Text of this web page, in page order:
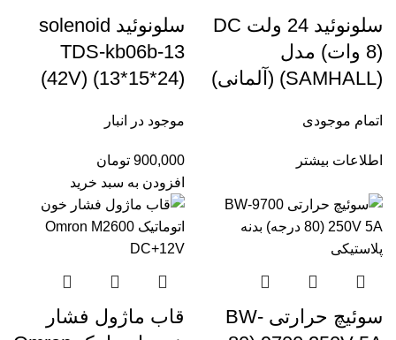
سلونوئید 24 ولت DC
(8 وات) مدل
(SAMHALL) (آلمانی)
اتمام موجودی
اطلاعات بیشتر
سلونوئید solenoid
TDS-kb06b-13
(42V) (13*15*24)
موجود در انبار
900,000 تومان
افزودن به سبد خرید
سوئیچ حرارتی BW-
قاب ماژول فشار